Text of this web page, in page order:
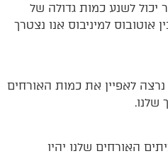
יכול לשנע כמות גדולה של
אוטובוס למיניבוס אנו נצטרך
נרצה לאפיין את כמות האורחים
שלנו.
האורחים שלנו יהיו